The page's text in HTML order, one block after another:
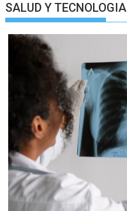
SALUD Y TECNOLOGIA